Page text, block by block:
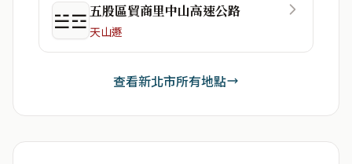
☱☲ 五股區貿商里中山高速公路
天山遯
查看新北市所有地點